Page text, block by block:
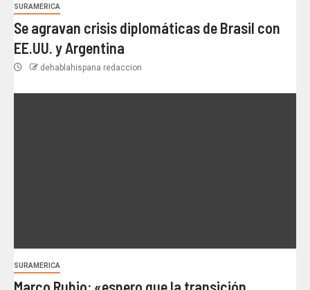
SURAMERICA
Se agravan crisis diplomáticas de Brasil con
EE.UU. y Argentina
dehablahispana redaccion
SURAMERICA